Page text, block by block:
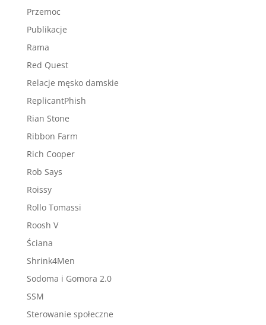
Przemoc
Publikacje
Rama
Red Quest
Relacje męsko damskie
ReplicantPhish
Rian Stone
Ribbon Farm
Rich Cooper
Rob Says
Roissy
Rollo Tomassi
Roosh V
Ściana
Shrink4Men
Sodoma i Gomora 2.0
SSM
Sterowanie społeczne